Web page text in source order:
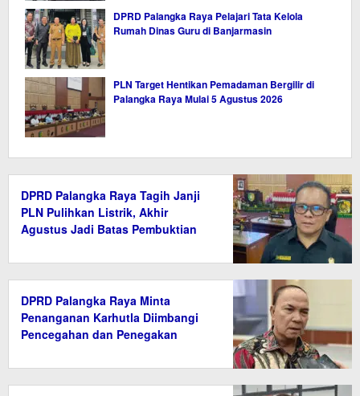
DPRD Palangka Raya Pelajari Tata Kelola
Rumah Dinas Guru di Banjarmasin
PLN Target Hentikan Pemadaman Bergilir di
Palangka Raya Mulai 5 Agustus 2026
DPRD Palangka Raya Tagih Janji
PLN Pulihkan Listrik, Akhir
Agustus Jadi Batas Pembuktian
DPRD Palangka Raya Minta
Penanganan Karhutla Diimbangi
Pencegahan dan Penegakan